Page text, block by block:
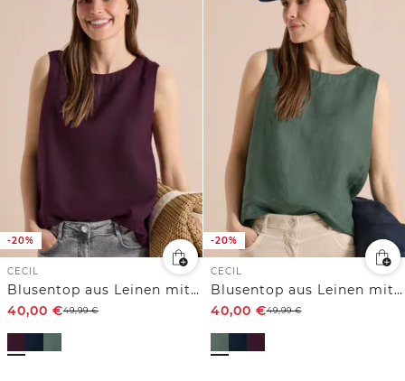
-20%
CECIL
Blusentop aus Leinen mit Knopfdetails
40,00 €49,99€
-20%
CECIL
Blusentop aus Leinen mit Knopfdetails
40,00 €49,99€